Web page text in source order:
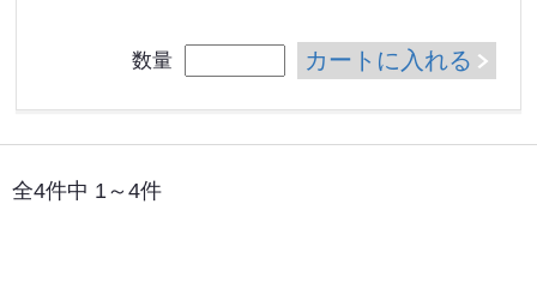
数量 カートに入れる
全4件中 1～4件